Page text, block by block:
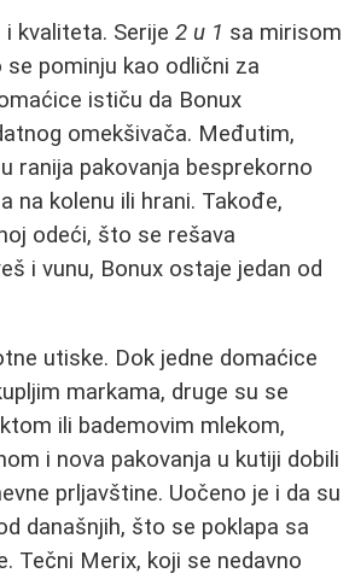
i kvaliteta. Serije2 u 1 sa mirisom
pominju kao odlični za
ističu da Bonux
omekšivača. Međutim,
ranija pakovanja besprekorno
na kolenu ili hrani. Takođe,
odeći, što se rešava
i vunu, Bonux ostaje jedan od
utiske. Dok jedne domaćice
markama, druge su se
ili bademovim mlekom,
i nova pakovanja u kutiji dobili
prljavštine. Uočeno je i da su
današnjih, što se poklapa sa
Tečni Merix, koji se nedavno